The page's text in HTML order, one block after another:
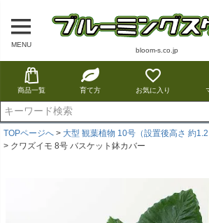
MENU
bloom-s.co.jp
商品一覧 育て方 お気に入り
TOPページへ
大型 観葉植物 10号（設置後高さ 約1.2
クワズイモ 8号 バスケット鉢カバー